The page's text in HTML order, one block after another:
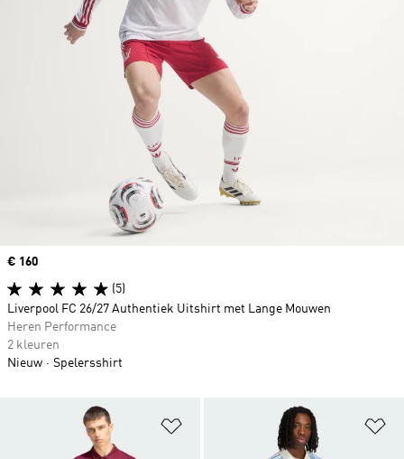
Op verlanglijst zetten
Price
€ 160
(5)
Liverpool FC 26/27 Authentiek Uitshirt met Lange Mouwen
Heren Performance
2 kleuren
Nieuw
Spelersshirt